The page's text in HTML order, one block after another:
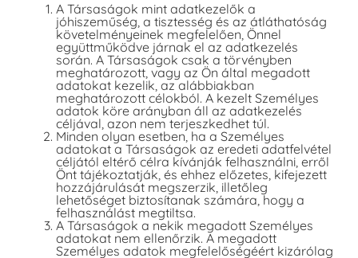
A Társaságok mint adatkezelők a
jóhiszeműség, a tisztesség és az átláthatóság
követelményeinek megfelelően, Önnel
együttműködve járnak el az adatkezelés
során. A Társaságok csak a törvényben
meghatározott, vagy az Ön által megadott
adatokat kezelik, az alábbiakban
meghatározott célokból. A kezelt Személyes
adatok köre arányban áll az adatkezelés
céljával, azon nem terjeszkedhet túl.
Minden olyan esetben, ha a Személyes
adatokat a Társaságok az eredeti adatfelvétel
céljától eltérő célra kívánják felhasználni, erről
Önt tájékoztatják, és ehhez előzetes, kifejezett
hozzájárulását megszerzik, illetőleg
lehetőséget biztosítanak számára, hogy a
felhasználást megtiltsa.
A Társaságok a nekik megadott Személyes
adatokat nem ellenőrzik. A megadott
Személyes adatok megfelelőségéért kizárólag